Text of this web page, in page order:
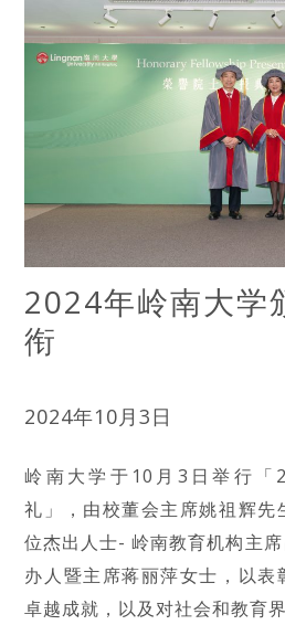
2024年岭南大学
衔
2024年10月3日
岭南大学于10月3日举行「
礼」，由校董会主席姚祖辉先
位杰出人士- 岭南教育机构主
办人暨主席蒋丽萍女士，以表
卓越成就，以及对社会和教育